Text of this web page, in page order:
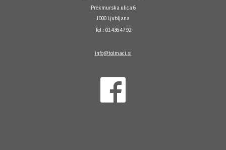
Prekmurska ulica 6
1000 Ljubljana
Tel.: 01 436 47 92
info@tolmaci.si